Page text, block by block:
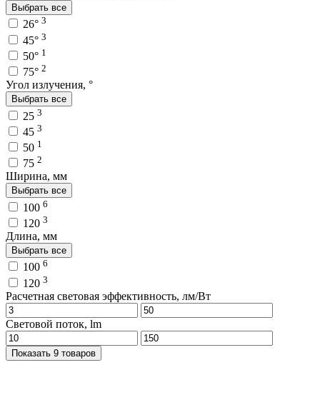
Выбрать все
26° 3
45° 3
50° 1
75° 2
Угол излучения, °
Выбрать все
25 3
45 3
50 1
75 2
Ширина, мм
Выбрать все
100 6
120 3
Длина, мм
Выбрать все
100 6
120 3
Расчетная световая эффективность, лм/Вт
Световой поток, lm
Показать 9 товаров